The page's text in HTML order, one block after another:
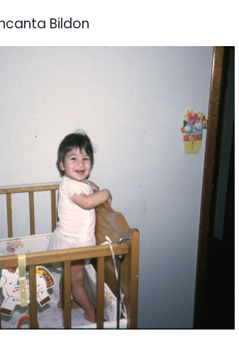
Bildon